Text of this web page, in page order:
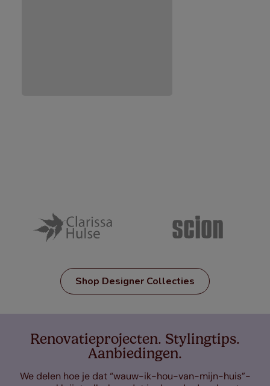
Shop Designer Collecties
Renovatieprojecten. Stylingtips.
Aanbiedingen.
We delen hoe je dat “wauw-ik-hou-van-mijn-huis”-